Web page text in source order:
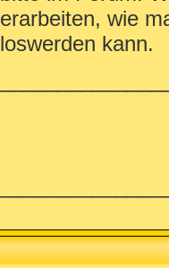
erarbeiten, wie
loswerden kann.